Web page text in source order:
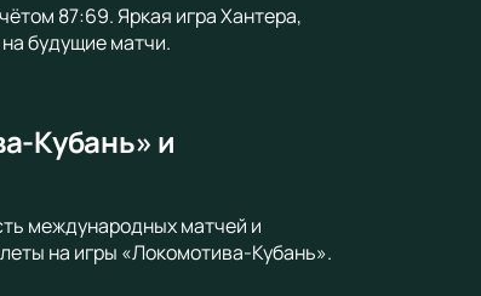
87:69. Яркая игра Хантера,
будущие матчи.
Кубань» и
международных матчей и
на игры «Локомотива-Кубань».